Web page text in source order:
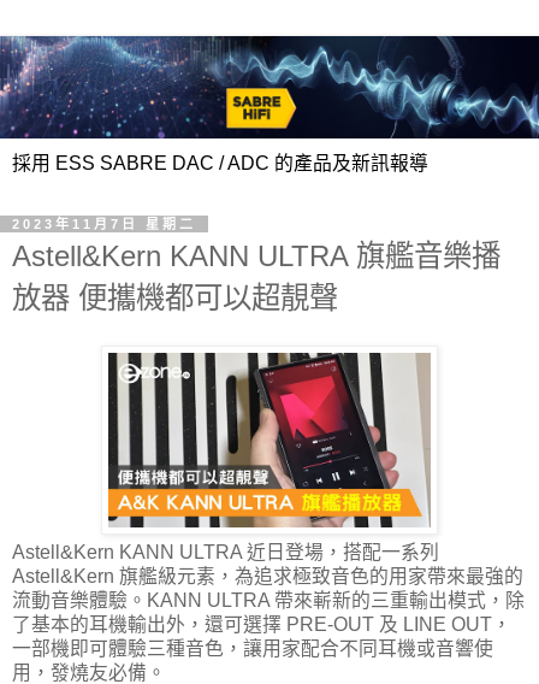
採用 ESS SABRE DAC / ADC 的產品及新訊報導
2023年11月7日 星期二
Astell&Kern KANN ULTRA 旗艦音樂播
放器 便攜機都可以超靚聲
Astell&Kern KANN ULTRA 近日登場，搭配一系列
Astell&Kern 旗艦級元素，為追求極致音色的用家帶來最強的
流動音樂體驗。KANN ULTRA 帶來嶄新的三重輸出模式，除
了基本的耳機輸出外，還可選擇 PRE-OUT 及 LINE OUT，
一部機即可體驗三種音色，讓用家配合不同耳機或音響使
用，發燒友必備。